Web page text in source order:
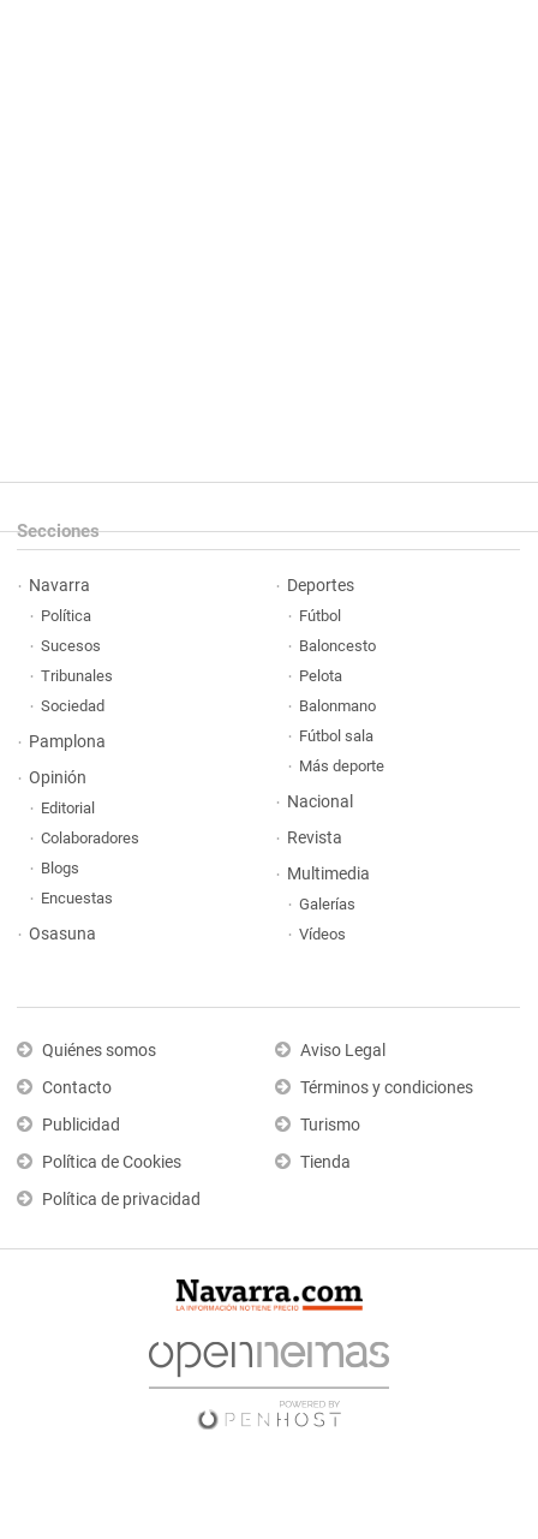
Secciones
Navarra
Política
Sucesos
Tribunales
Sociedad
Pamplona
Opinión
Editorial
Colaboradores
Blogs
Encuestas
Osasuna
Deportes
Fútbol
Baloncesto
Pelota
Balonmano
Fútbol sala
Más deporte
Nacional
Revista
Multimedia
Galerías
Vídeos
Quiénes somos
Contacto
Publicidad
Política de Cookies
Política de privacidad
Aviso Legal
Términos y condiciones
Turismo
Tienda